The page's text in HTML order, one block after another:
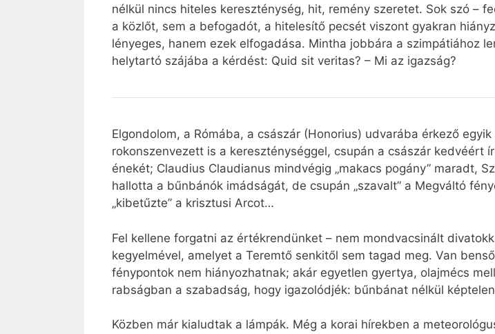
nélkül nincs hiteles kereszténység, hit, remény szeretet. Sok szó –
a közlőt, sem a befogadót, a hitelesítő pecsét viszont gyakran
lényeges, hanem ezek elfogadása. Mintha jobbára a szimpátiához
helytartó szájába a kérdést: Quid sit veritas? – Mi az igazság?
Elgondolom, a Rómába, a császár (Honorius) udvarába érkező
rokonszenvezett is a kereszténységgel, csupán a császár kedvéért
énekét; Claudius Claudianus mindvégig „makacs pogány” maradt,
hallotta a bűnbánók imádságát, de csupán „szavalt” a Megváltó
„kibetűzte” a krisztusi Arcot…
Fel kellene forgatni az értékrendünket – nem mondvacsinált
kegyelmével, amelyet a Teremtő senkitől sem tagad meg. Van
fénypontok nem hiányozhatnak; akár egyetlen gyertya, olajmécs
rabságban a szabadság, hogy igazolódjék: bűnbánat nélkül
Közben már kialudtak a lámpák. Még a korai hírekben a